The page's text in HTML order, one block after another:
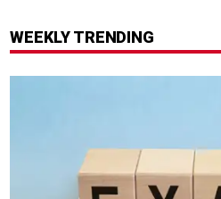
ഫൈനലിൽ
WEEKLY TRENDING